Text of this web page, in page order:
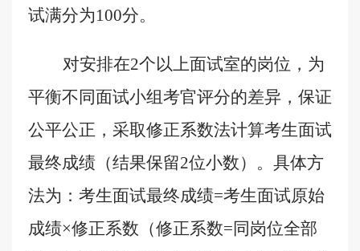
试满分为100分。
对安排在2个以上面试室的岗位，为
平衡不同面试小组考官评分的差异，保证
公平公正，采取修正系数法计算考生面试
最终成绩（结果保留2位小数）。具体方
法为：考生面试最终成绩=考生面试原始
成绩×修正系数（修正系数=同岗位全部